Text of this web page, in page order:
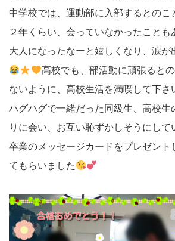
中学校では、運動部に入部するとのこ
２年くらい、会っていなかったことも
大人になったなーと嬉しくなり、涙が
高校でも、部活動に頑張ると
ないように、高校生活を満喫して下さ
ハグハグで一緒だった同級生、高校生
りに会い、お互い恥ずかしそうにして
卒業のメッセージカードをプレゼント
てもらいました